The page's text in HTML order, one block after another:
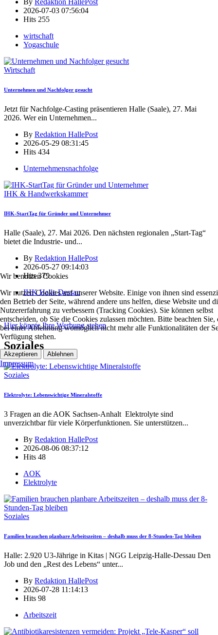
2026-07-03 07:56:04
Hits 255
wirtschaft
Yogaschule
Wirtschaft
Unternehmen und Nachfolger gesucht
Jetzt für Nachfolge-Casting präsentieren Halle (Saale), 27. Mai
2026. Wer ein Unternehmen...
By Redaktion HallePost
2026-05-29 08:31:45
Hits 434
Unternehmensnachfolge
IHK & Handwerkskammer
IHK-StartTag für Gründer und Unternehmer
Halle (Saale), 27. Mai 2026. Den nächsten regionalen „Start-Tag“
bietet die Industrie- und...
By Redaktion HallePost
2026-05-27 09:14:03
Hits379
IHK Halle Dessau
Hier könnte Ihre Werbung stehen
Soziales
Soziales
Elektrolyte: Lebenswichtige Mineralstoffe
3 Fragen an die AOK Sachsen-Anhalt Elektrolyte sind
unverzichtbar für viele Körperfunktionen. Sie unterstützen...
By Redaktion HallePost
2026-08-06 08:37:12
Hits 48
AOK
Elektrolyte
Soziales
Familien brauchen planbare Arbeitszeiten – deshalb muss der 8-Stunden-Tag bleiben
Halle: 2.920 U3-Jährige in Kitas | NGG Leipzig-Halle-Dessau Den
Job und den „Rest des Lebens“ unter...
By Redaktion HallePost
2026-07-28 11:14:13
Hits 98
Arbeitszeit
Wir benutzen Cookies
Wir nutzen Cookies auf unserer Website. Einige von ihnen sind
den Betrieb der Seite, während andere uns helfen, diese Website und
Nutzererfahrung zu verbessern (Tracking Cookies). Sie können selbst
entscheiden, ob Sie die Cookies zulassen möchten. Bitte beachten Sie,
bei einer Ablehnung womöglich nicht mehr alle Funktionalitäten der
Verfügung stehen.
Akzeptieren Ablehnen
Impressum